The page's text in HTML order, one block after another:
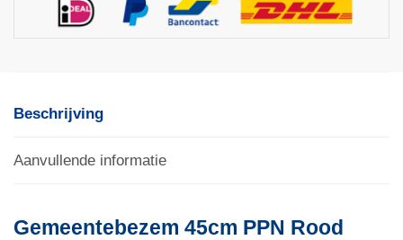
Beschrijving
Aanvullende informatie
Gemeentebezem 45cm PPN Rood